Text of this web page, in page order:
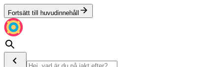
Fortsätt till huvudinnehåll